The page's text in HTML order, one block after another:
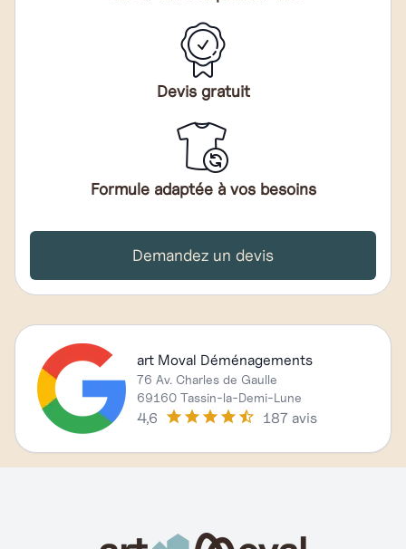
Devis gratuit
Formule adaptée à vos besoins
Demandez un devis
art Moval Déménagements
76 Av. Charles de Gaulle
69160 Tassin-la-Demi-Lune
4,6 187 avis